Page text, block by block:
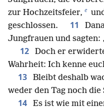
zur Hochzeitsfeier, e
geschlossen.
11
Jungfrauen und sagten:
12
Doch er
Wahrheit: Ich kenne
13 Bleibt deshalb
weder den Tag noch die
14
Es ist wie mit